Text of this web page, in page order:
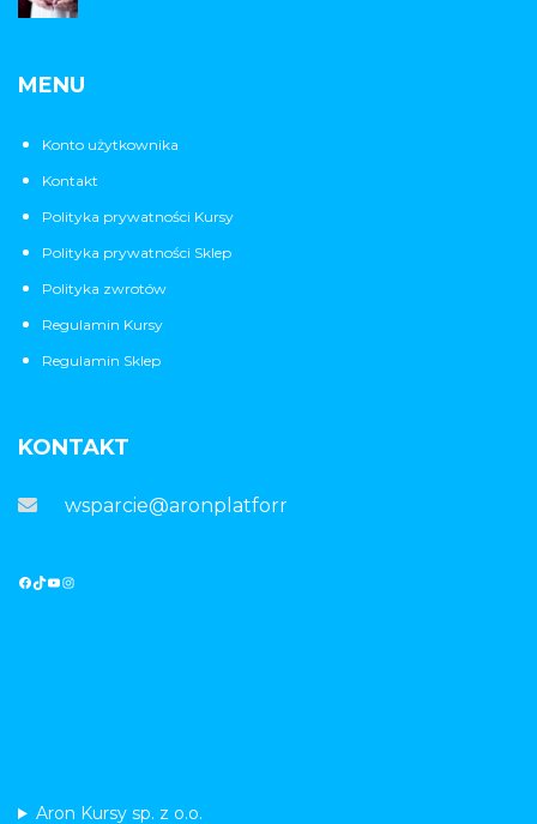
MENU
Konto użytkownika
Kontakt
Polityka prywatności Kursy
Polityka prywatności Sklep
Polityka zwrotów
Regulamin Kursy
Regulamin Sklep
KONTAKT
wsparcie@aronplatforma.pl
Aron Kursy sp. z o.o.